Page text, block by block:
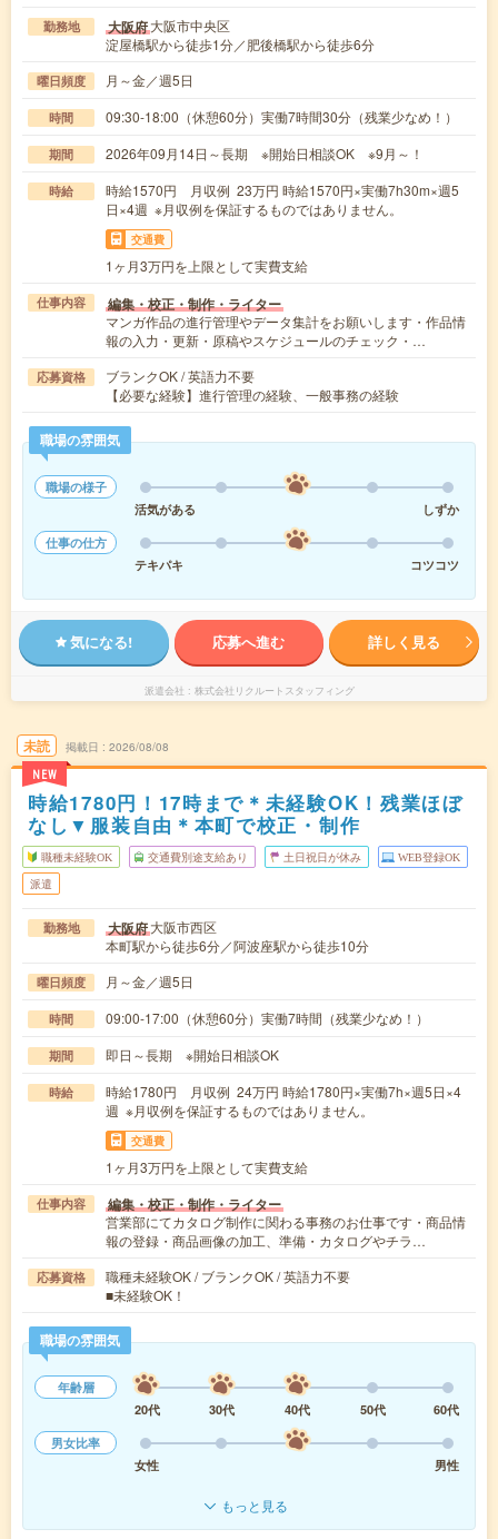
勤務地 大阪府大阪市中央区
淀屋橋駅から徒歩1分／肥後橋駅から徒歩6分
曜日頻度 月～金／週5日
時間 09:30-18:00（休憩60分）実働7時間30分（残業少なめ！）
期間 2026年09月14日～長期 ※開始日相談OK ※9月～！
時給
時給1570円 月収例 23万円 時給1570円×実働7h30m×週5
日×4週 ※月収例を保証するものではありません。
交通費
1ヶ月3万円を上限として実費支給
仕事内容 編集・校正・制作・ライター
マンガ作品の進行管理やデータ集計をお願いします・作品情
報の入力・更新・原稿やスケジュールのチェック・…
応募資格
ブランクOK / 英語力不要
【必要な経験】進行管理の経験、一般事務の経験
職場の雰囲気
職場の様子
活気がある
しずか
仕事の仕方
テキパキ
コツコツ
気になる! 応募へ進む 詳しく見る
派遣会社 株式会社リクルートスタッフィング
未読
NEW
掲載日 2026/08/08
時給1780円！17時まで＊未経験OK！残業ほぼ
なし▼服装自由＊本町で校正・制作
職種未経験OK 交通費別途支給あり 土日祝日が休み WEB登録OK
派遣
勤務地 大阪府大阪市西区
本町駅から徒歩6分／阿波座駅から徒歩10分
曜日頻度 月～金／週5日
時間 09:00-17:00（休憩60分）実働7時間（残業少なめ！）
期間 即日～長期 ※開始日相談OK
時給
時給1780円 月収例 24万円 時給1780円×実働7h×週5日×4
週 ※月収例を保証するものではありません。
交通費
1ヶ月3万円を上限として実費支給
仕事内容 編集・校正・制作・ライター
営業部にてカタログ制作に関わる事務のお仕事です・商品情
報の登録・商品画像の加工、準備・カタログやチラ…
応募資格
職種未経験OK / ブランクOK / 英語力不要
■未経験OK！
職場の雰囲気
年齢層
20代
30代 40代 50代
60代
男女比率
女性
男性
もっと見る